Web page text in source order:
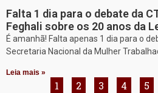
Falta 1 dia para o debate da
Feghali sobre os 20 anos da
É amanhã! Falta apenas 1 dia para o
Secretaria Nacional da Mulher
Leia mais »
1 2 3 4 5